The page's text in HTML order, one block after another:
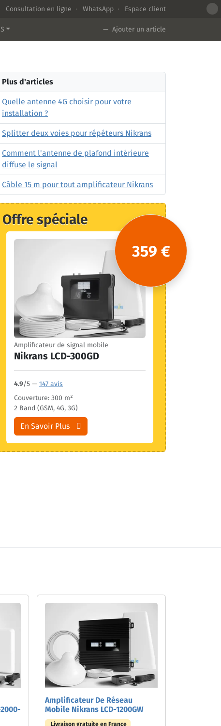
Consultation en ligne · WhatsApp · Espace client
— Ajouter un article
Plus d'articles
Quelle antenne 4G choisir pour votre
installation ?
Splitter deux voies pour répéteurs Nikrans
Comment l'antenne de plafond intérieure
diffuse le signal
Câble 15 m pour tout amplificateur Nikrans
Offre spéciale
Amplificateur de signal mobile
Nikrans LCD-300GD
4.9/5 — 147 avis
Couverture: 300 m²
2 Band (GSM, 4G, 3G)
En Savoir Plus
359 €
Amplificateur De Réseau
Mobile Nikrans LCD-1200GW
Livraison gratuite en France